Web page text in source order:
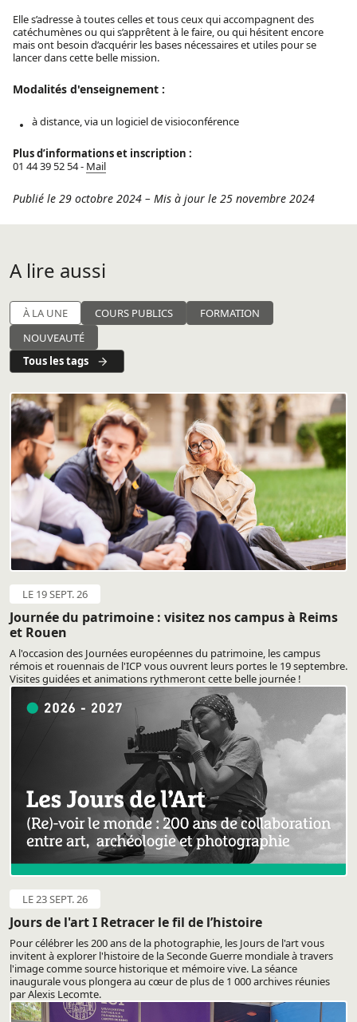
Elle s’adresse à toutes celles et tous ceux qui accompagnent des
catéchumènes ou qui s’apprêtent à le faire, ou qui hésitent encore
mais ont besoin d’acquérir les bases nécessaires et utiles pour se
lancer dans cette belle mission.
Modalités d'enseignement :
à distance, via un logiciel de visioconférence
Plus d’informations et inscription :
01 44 39 52 54 - Mail
Publié le 29 octobre 2024 – Mis à jour le 25 novembre 2024
A lire aussi
À LA UNE COURS PUBLICS
FORMATION
NOUVEAUTÉ
Tous les tags
LE 19 SEPT. 26
Journée du patrimoine : visitez nos campus à Reims
et Rouen
A l'occasion des Journées européennes du patrimoine, les campus
rémois et rouennais de l'ICP vous ouvrent leurs portes le 19 septembre.
Visites guidées et animations rythmeront cette belle journée !
LE 23 SEPT. 26
Jours de l'art I Retracer le fil de l’histoire
Pour célébrer les 200 ans de la photographie, les Jours de l'art vous
invitent à explorer l'histoire de la Seconde Guerre mondiale à travers
l'image comme source historique et mémoire vive. La séance
inaugurale vous plongera au cœur de plus de 1 000 archives réunies
par Alexis Lecomte.